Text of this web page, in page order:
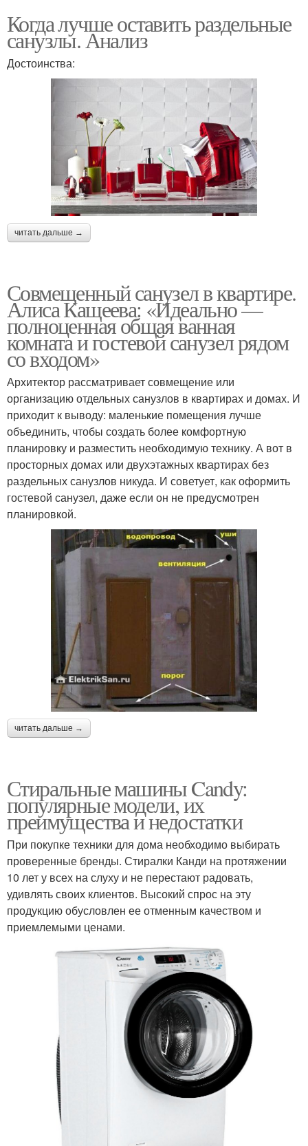
Когда лучше оставить раздельные
санузлы. Анализ
Достоинства:
читать дальше →
Совмещенный санузел в квартире.
Алиса Кащеева: «Идеально —
полноценная общая ванная
комната и гостевой санузел рядом
со входом»
Архитектор рассматривает совмещение или
организацию отдельных санузлов в квартирах и домах. И
приходит к выводу: маленькие помещения лучше
объединить, чтобы создать более комфортную
планировку и разместить необходимую технику. А вот в
просторных домах или двухэтажных квартирах без
раздельных санузлов никуда. И советует, как оформить
гостевой санузел, даже если он не предусмотрен
планировкой.
читать дальше →
Стиральные машины Candy:
популярные модели, их
преимущества и недостатки
При покупке техники для дома необходимо выбирать
проверенные бренды. Стиралки Канди на протяжении
10 лет у всех на слуху и не перестают радовать,
удивлять своих клиентов. Высокий спрос на эту
продукцию обусловлен ее отменным качеством и
приемлемыми ценами.